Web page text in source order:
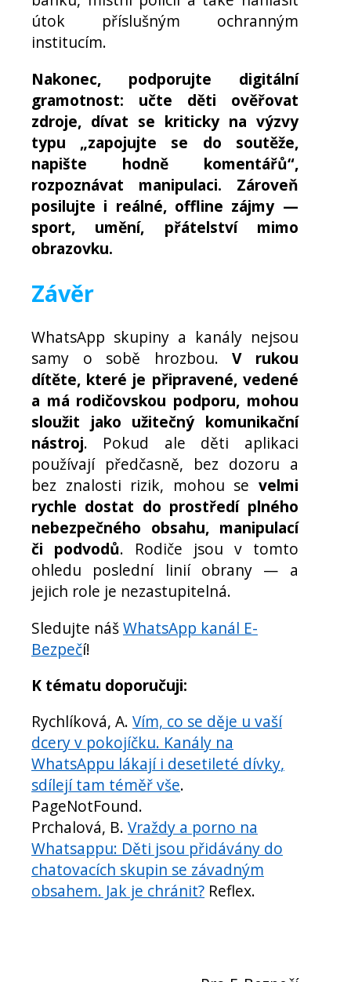
útok příslušným ochranným
institucím.
Nakonec, podporujte digitální
gramotnost: učte děti ověřovat
zdroje, dívat se kriticky na výzvy
typu „zapojujte se do soutěže,
napište hodně komentářů“,
rozpoznávat manipulaci. Zároveň
posilujte i reálné, offline zájmy —
sport, umění, přátelství mimo
obrazovku.
Závěr
WhatsApp skupiny a kanály nejsou
samy o sobě hrozbou.V rukou
dítěte, které je připravené, vedené
a má rodičovskou podporu, mohou
sloužit jako užitečný komunikační
nástroj. Pokud ale děti aplikaci
používají předčasně, bez dozoru a
bez znalosti rizik, mohou se velmi
rychle dostat do prostředí plného
nebezpečného obsahu, manipulací
či podvodů. Rodiče jsou v tomto
ohledu poslední linií obrany — a
jejich role je nezastupitelná.
Sledujte nášWhatsApp kanál E-
Bezpečí!
K tématu doporučuji:
Rychlíková, A. Vím, co se děje u vaší
dcery v pokojíčku. Kanály na
WhatsAppu lákají i desetileté dívky,
sdílejí tam téměř vše.
PageNotFound.
Prchalová, B. Vraždy a porno na
Whatsappu: Děti jsou přidávány do
chatovacích skupin se závadným
obsahem. Jak je chránit? Reflex.